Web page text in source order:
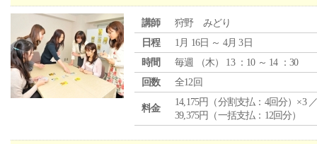
講師
狩野 みどり
日程
1月 16日 ～ 4月 3日
時間
毎週 （木） 13 ：10 ～ 14 ：30
回数
全12回
料金
14,175円（分割支払：4回分）×3
39,375円（一括支払：12回分）